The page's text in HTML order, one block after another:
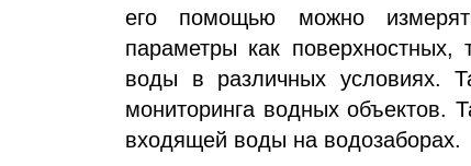
его помощью можно
параметры как поверхностных,
воды в различных условиях.
мониторинга водных объектов.
входящей воды на водозаборах.